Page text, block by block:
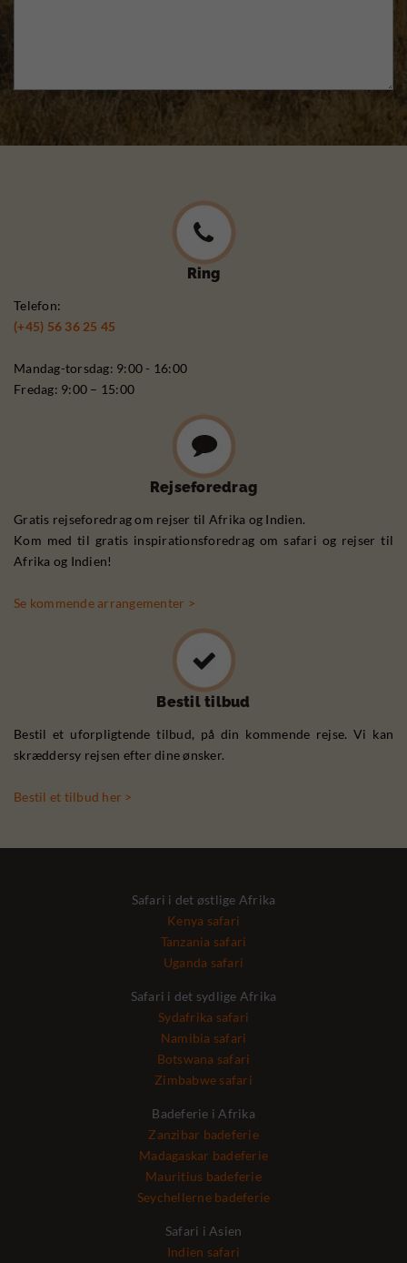
Ring
Telefon:
(+45) 56 36 25 45
Mandag-torsdag: 9:00 - 16:00
Fredag: 9:00 – 15:00
Rejseforedrag
Gratis rejseforedrag om rejser til Afrika og Indien.
Kom med til gratis inspirationsforedrag om safari og rejser til
Afrika og Indien!
Se kommende arrangementer >
Bestil tilbud
Bestil et uforpligtende tilbud, på din kommende rejse. Vi kan
skræddersy rejsen efter dine ønsker.
Bestil et tilbud her >
Safari i det østlige Afrika
Kenya safari
Tanzania safari
Uganda safari
Safari i det sydlige Afrika
Sydafrika safari
Namibia safari
Botswana safari
Zimbabwe safari
Badeferie i Afrika
Zanzibar badeferie
Madagaskar badeferie
Mauritius badeferie
Seychellerne badeferie
Safari i Asien
Indien safari